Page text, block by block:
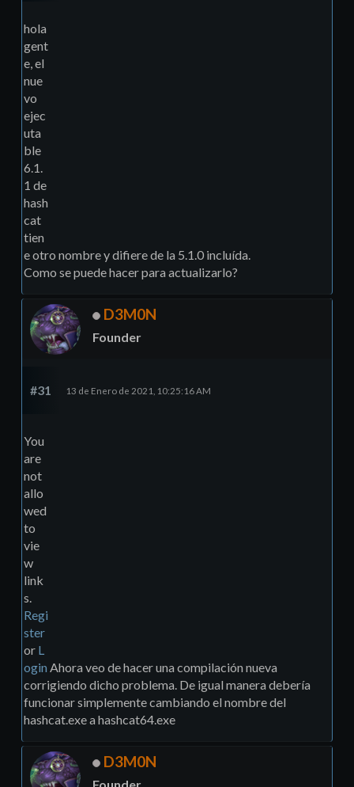
hola
gent
e, el
nue
vo
ejec
uta
ble
6.1.
1 de
hash
cat
tien
e otro nombre y difiere de la 5.1.0 incluída.
Como se puede hacer para actualizarlo?
D3M0N
Founder
#31 13 de Enero de 2021, 10:25:16 AM
You
are
not
allo
wed
to
vie
w
link
s.
Regi
ster
or L
ogin Ahora veo de hacer una compilación nueva
corrigiendo dicho problema. De igual manera debería
funcionar simplemente cambiando el nombre del
hashcat.exe a hashcat64.exe
D3M0N
Founder